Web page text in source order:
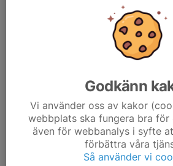
och givetvis massa spring i benen och
Samling på/vid trädäcket utanför kiosken
vad som krävs - måndag 27/4 kl 17,15-
välkomna!
Vi hoppas supermånga barn kommer
Godkänn
Vi använder oss av kakor
webbplats ska fungera bra för
även för webbanalys i syfte
förbättra våra
Så använder vi